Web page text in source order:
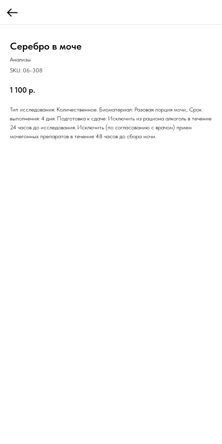
Серебро в моче
Анализы
SKU: 06-308
1 100 р.
Тип исследования: Количественное. Биоматериал: Разовая порция мочи;. Срок
выполнения: 4 дня. Подготовка к сдаче: Исключить из рациона алкоголь в течение
24 часов до исследования. Исключить (по согласованию с врачом) прием
мочегонных препаратов в течение 48 часов до сбора мочи.